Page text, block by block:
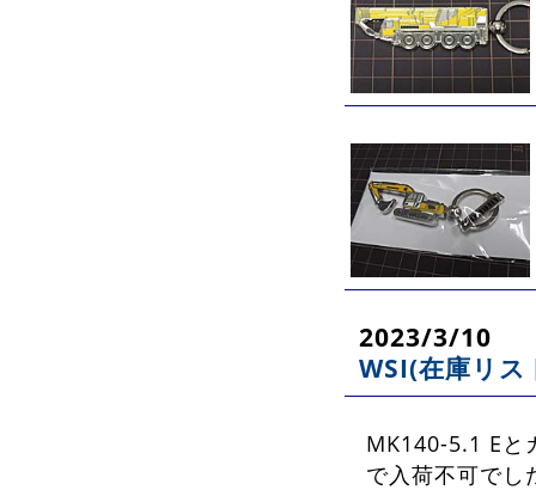
2023/3/10
WSI(在庫リス
MK140-5.1 Eと
で入荷不可でし